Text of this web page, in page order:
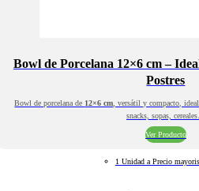
Bowl de Porcelana 12×6 cm –
Postres
Bowl de porcelana de 12×6 cm , versátil y compacto,
snacks, sopas,
Ver Producto
1 Unidad a Precio